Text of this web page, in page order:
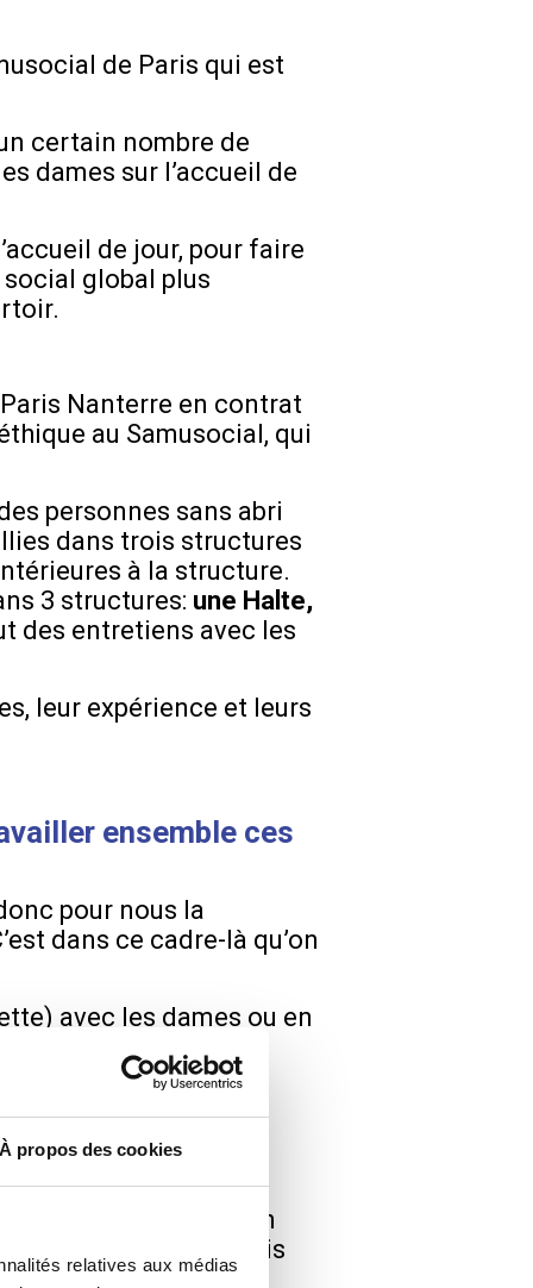
À propos des cookies
relatives aux médias
de Paris qui est
certain nombre de
dames sur l’accueil de
de jour, pour faire
global plus
Nanterre en contrat
au Samusocial, qui
personnes sans abri
dans trois structures
à la structure.
3 structures: une Halte,
des entretiens avec les
leur expérience et leurs
ensemble ces
pour nous la
dans ce cadre-là qu’on
avec les dames ou en
plutôt des
déplacée en raison
informelles, mais